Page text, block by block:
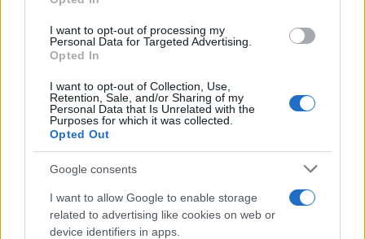
I want to opt-out of processing my
Personal Data for Targeted Advertising.
Opted In
I want to opt-out of Collection, Use,
Retention, Sale, and/or Sharing of my
Personal Data that Is Unrelated with the
Purposes for which it was collected.
Opted Out
Google consents
I want to allow Google to enable storage
related to advertising like cookies on web or
device identifiers in apps.
16:10 Parola ai commensali.
76
SEDUTE SATIRICHE
Vignetta del 04/08/2026